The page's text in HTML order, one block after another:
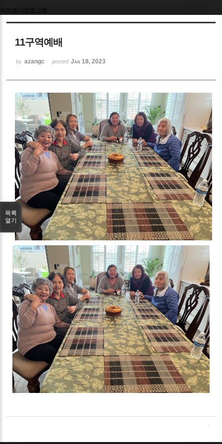
아리조나장로교회
11구역예배
by azangc posted Jan 18, 2023
목록
열기
Sketchbook5, 스케치북5
Sketchbook5, 스케치북5